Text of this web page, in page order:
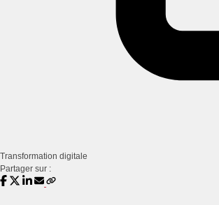
Transformation digitale
Partager sur :